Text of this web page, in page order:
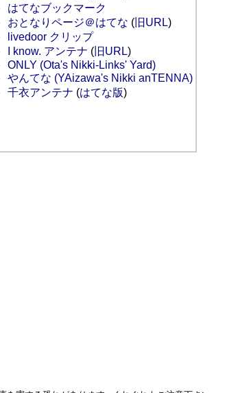
はてなブックマーク
おとなりページ＠はてな ( 旧URL)
livedoor クリップ
I know. アンテナ ( 旧URL)
ONLY (Ota's Nikki-Links' Yard)
やんてな (YAizawa's Nikki anTENNA)
千衣アンテナ (はてな版)